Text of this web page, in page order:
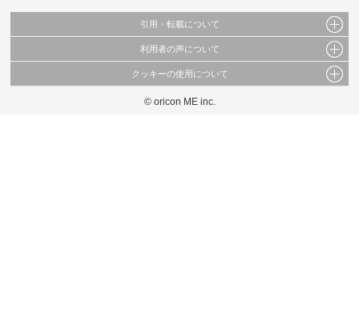
引用・転載について
当サイトで公開されている情報（文字、写真、イラスト、画像データ等）及びこれらの配
これらの情報を権利者の許可なく無断転載・複製などの二次利用を行うことは固く禁じて
利用者の声について
当サイトに掲載している内容はすべてサービスの利用者が提出された見解・感想です。
弊社の見解・ 意見ではないことをご理解いただいた上でご覧ください。
クッキーの使用について
このサイトでは Cookie を使用して、ユーザーに合わせたコンテンツや広告の表示、ソー
© oricon ME inc.